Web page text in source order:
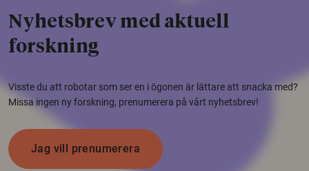
Nyhetsbrev med aktuell
forskning
Visste du att robotar som ser en i ögonen är lättare att snacka med?
Missa ingen ny forskning, prenumerera på vårt nyhetsbrev!
Jag vill prenumerera